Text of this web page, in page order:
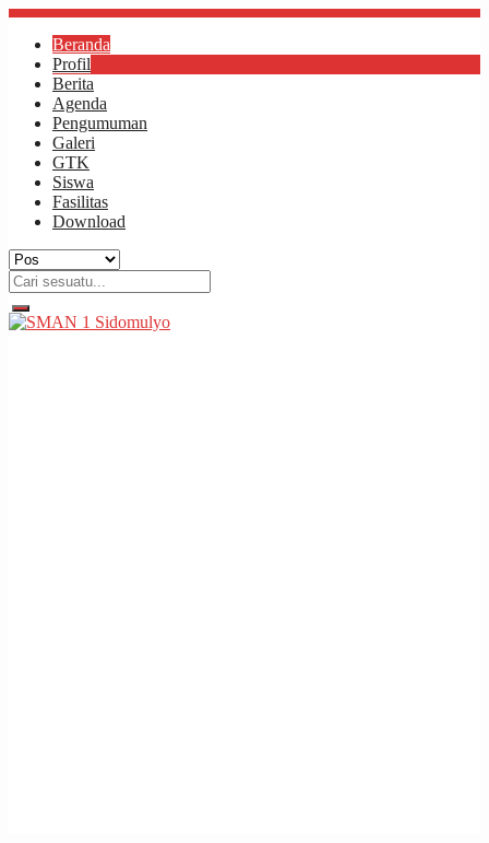
Beranda
Profil
Berita
Agenda
Pengumuman
Galeri
GTK
Siswa
Fasilitas
Download